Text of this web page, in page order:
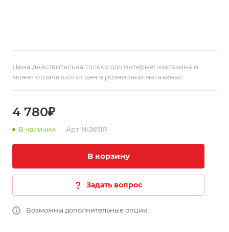
Цена действительна только для интернет-магазина и
может отличаться от цен в розничных магазинах
4 780₽
В наличии Арт. NI3651R
В корзину
Задать вопрос
Возможны дополнительные опции